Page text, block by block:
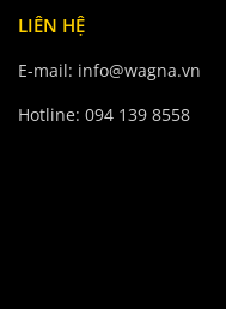
LIÊN HỆ
E-mail: info@wagna.vn
Hotline: 094 139 8558